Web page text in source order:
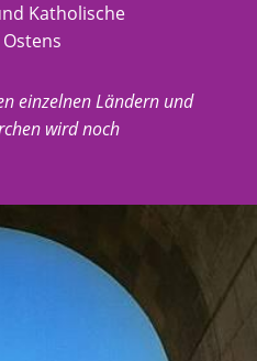
Katholische
einzelnen Ländern und
wird noch